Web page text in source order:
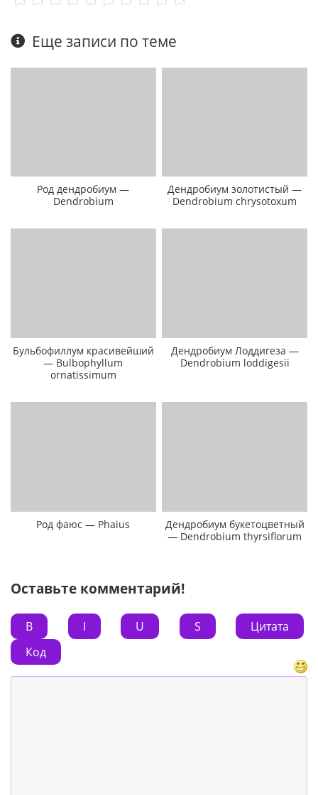
Еще записи по теме
Род дендробиум —
Dendrobium
Дендробиум золотистый —
Dendrobium chrysotoxum
Бульбофиллум красивейший
— Bulbophyllum
ornatissimum
Дендробиум Лоддигеза —
Dendrobium loddigesii
Род фаюс — Phaius
Дендробиум букетоцветный
— Dendrobium thyrsiflorum
Оставьте комментарий!
B I U S
Цитата
Код